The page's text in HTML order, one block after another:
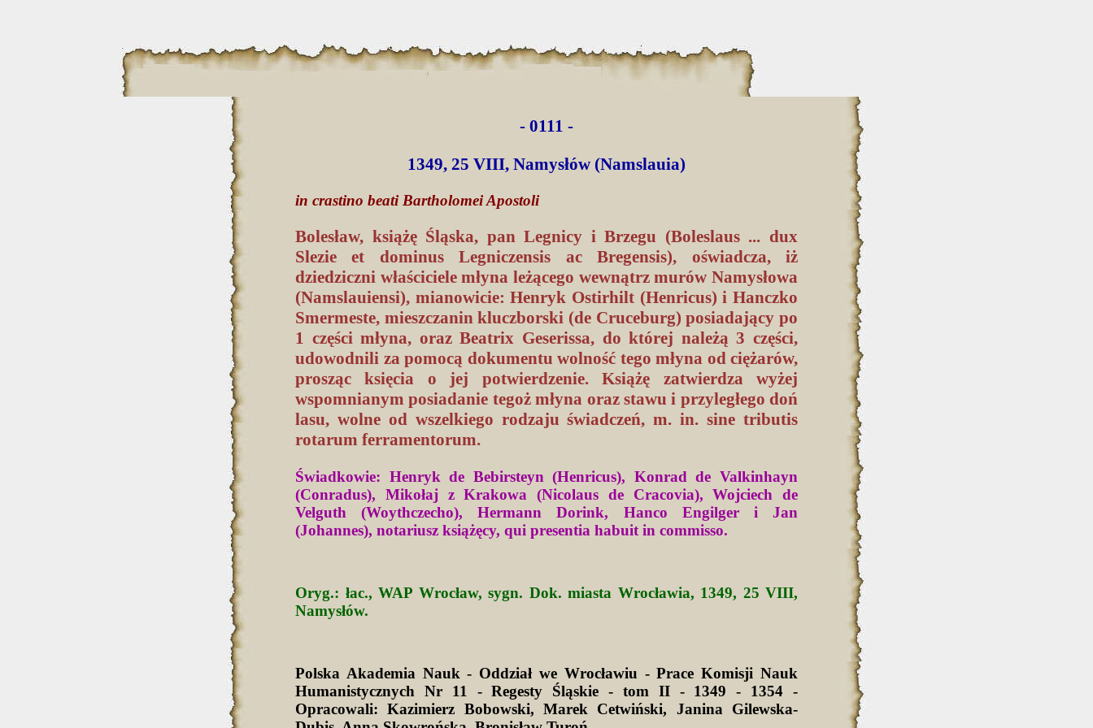
- 0111 -
1349, 25 VIII, Namysłów (Namslauia)
in crastino beati Bartholomei Apostoli
Bolesław, książę Śląska, pan Legnicy i Brzegu (Boleslaus ... dux
Slezie et dominus Legniczensis ac Bregensis), oświadcza, iż
dziedziczni właściciele młyna leżącego wewnątrz murów Namysłowa
(Namslauiensi), mianowicie: Henryk Ostirhilt (Henricus) i Hanczko
Smermeste, mieszczanin kluczborski (de Cruceburg) posiadający po
1 części młyna, oraz Beatrix Geserissa, do której należą 3 części,
udowodnili za pomocą dokumentu wolność tego młyna od ciężarów,
prosząc księcia o jej potwierdzenie. Książę zatwierdza wyżej
wspomnianym posiadanie tegoż młyna oraz stawu i przyległego doń
lasu, wolne od wszelkiego rodzaju świadczeń, m. in. sine tributis
rotarum ferramentorum.
Świadkowie: Henryk de Bebirsteyn (Henricus), Konrad de Valkinhayn
(Conradus), Mikołaj z Krakowa (Nicolaus de Cracovia), Wojciech de
Velguth (Woythczecho), Hermann Dorink, Hanco Engilger i Jan
(Johannes), notariusz książęcy, qui presentia habuit in commisso.
Oryg.: łac., WAP Wrocław, sygn. Dok. miasta Wrocławia, 1349, 25 VIII,
Namysłów.
Polska Akademia Nauk - Oddział we Wrocławiu - Prace Komisji Nauk
Humanistycznych Nr 11 - Regesty Śląskie - tom II - 1349 - 1354 -
Opracowali: Kazimierz Bobowski, Marek Cetwiński, Janina Gilewska-